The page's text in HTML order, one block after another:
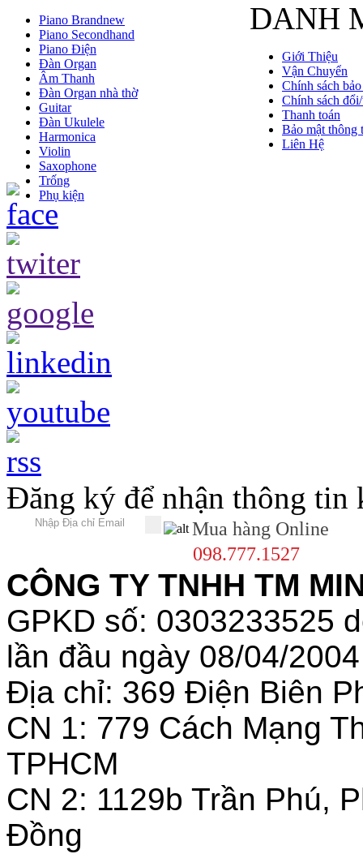
DANH
Piano Brandnew
Piano Secondhand
Piano Điện
Đàn Organ
Âm Thanh
Đàn Organ nhà thờ
Guitar
Đàn Ukulele
Harmonica
Violin
Saxophone
Trống
Phụ kiện
Giới Thiệu
Vận Chuyển
Chính sách
Chính sách
Thanh toán
Bảo mật thông
Liên Hệ
Đăng ký để nhận thông tin
Mua hàng Online
098.777.1527
CÔNG TY TNHH TM
GPKD số: 0303233525
lần đầu ngày 08/04/2004
Địa chỉ: 369 Điện Biên
CN 1: 779 Cách Mạng
TPHCM
CN 2: 1129b Trần Phú,
Đồng